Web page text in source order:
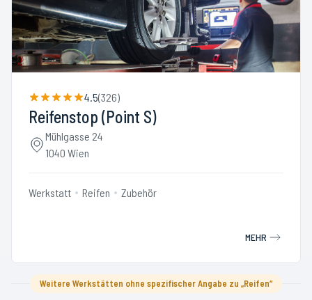
4.5(326)
Reifenstop (Point S)
Mühlgasse 24
1040 Wien
Werkstatt Reifen Zubehör
MEHR
Weitere Werkstätten ohne spezifischer Angabe zu „Reifen“